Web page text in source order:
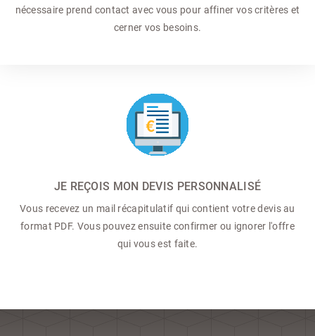
nécessaire prend contact avec vous pour affiner vos critères et
cerner vos besoins.
JE REÇOIS MON DEVIS PERSONNALISÉ
Vous recevez un mail récapitulatif qui contient votre devis au
format PDF. Vous pouvez ensuite confirmer ou ignorer l'offre
qui vous est faite.